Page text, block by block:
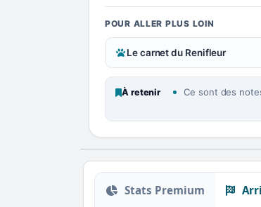
POUR ALLER PLUS LOIN
Le carnet du Renifleur
À retenir Ce sont des
Stats Premium